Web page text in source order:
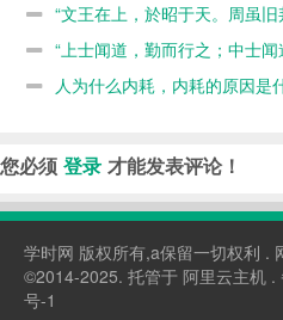
“文王在上，於昭于天。周虽旧
王》“上士闻道，勤而行之；中士
之。不笑不足以为道。”《道德经》
人为什么内耗，内耗的原因是
您必须 登录 才能发表评论！
学时网 版权所有,a保留一切权利 .
©2014-2025. 托管于 阿里云主机 .
号-1